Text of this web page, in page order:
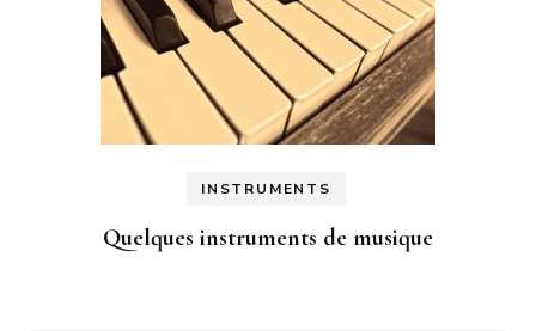
INSTRUMENTS
Quelques instruments de musique